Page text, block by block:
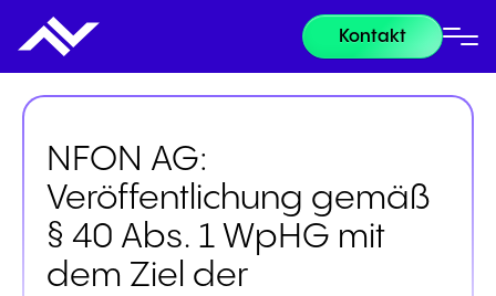
Kontakt
NFON AG:
Veröffentlichung gemäß
§ 40 Abs. 1 WpHG mit
dem Ziel der